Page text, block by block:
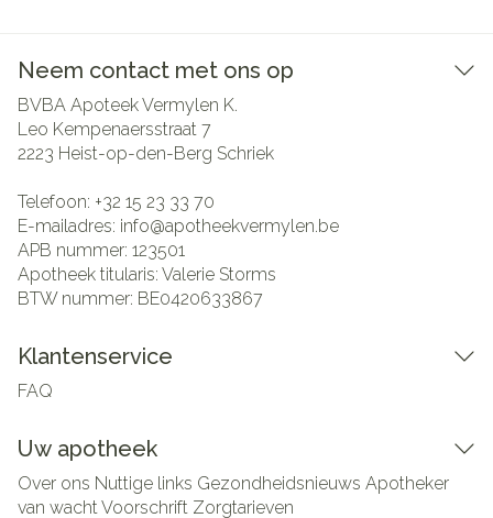
Neem contact met ons op
BVBA Apoteek Vermylen K.
Leo Kempenaersstraat 7
2223 Heist-op-den-Berg Schriek
Telefoon: +32 15 23 33 70
E-mailadres: info@apotheekvermylen.be
APB nummer: 123501
Apotheek titularis: Valerie Storms
BTW nummer: BE0420633867
Klantenservice
FAQ
Uw apotheek
Over ons Nuttige links Gezondheidsnieuws Apotheker
van wachtVoorschrift Zorgtarieven